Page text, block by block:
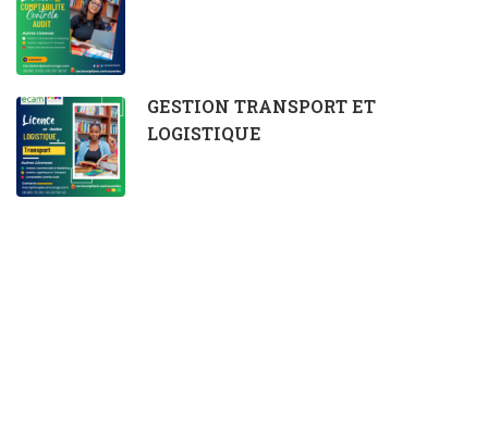
GESTION TRANSPORT ET
LOGISTIQUE